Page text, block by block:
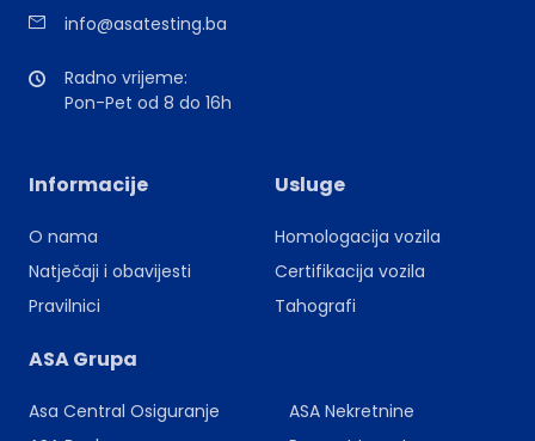
info@asatesting.ba
Radno vrijeme:
Pon-Pet od 8 do 16h
Informacije
O nama
Natječaji i obavijesti
Pravilnici
Usluge
Homologacija vozila
Certifikacija vozila
Tahografi
ASA Grupa
Asa Central Osiguranje
ASA Nekretnine